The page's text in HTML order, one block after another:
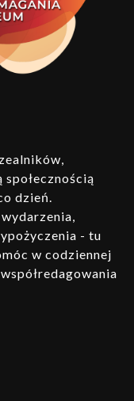
dzień.
- tu
w codziennej